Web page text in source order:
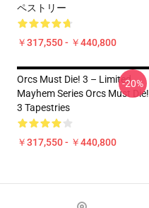
ペストリー
￥317,550 - ￥440,800
Orcs Must Die! 3 – Limited
Mayhem Series Orcs Must Die!
3 Tapestries
￥317,550 - ￥440,800
-20%